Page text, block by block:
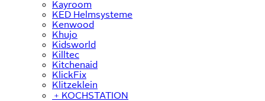
Kayroom
KED Helmsysteme
Kenwood
Khujo
Kidsworld
Killtec
Kitchenaid
KlickFix
Klitzeklein
﹢ KOCHSTATION